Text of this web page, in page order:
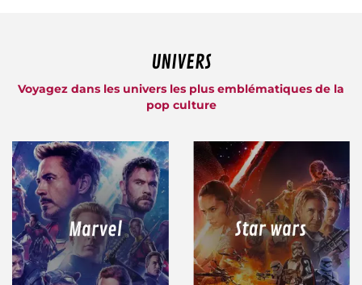
UNIVERS
Voyagez dans les univers les plus emblématiques de la
pop culture